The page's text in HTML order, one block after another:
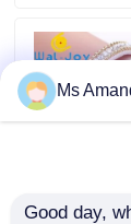
Gevallen
IVC
Ms
Good day,